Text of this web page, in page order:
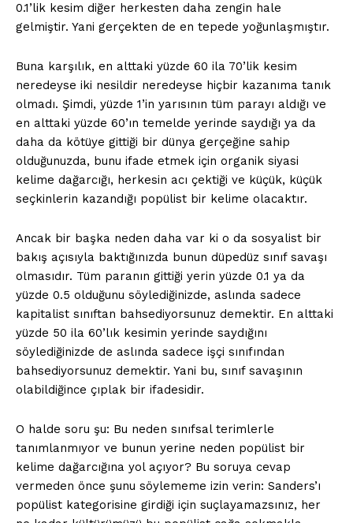
0.1’lik kesim diğer herkesten daha zengin hale
gelmiştir. Yani gerçekten de en tepede yoğunlaşmıştır.
Buna karşılık, en alttaki yüzde 60 ila 70’lik kesim
neredeyse iki nesildir neredeyse hiçbir kazanıma tanık
olmadı. Şimdi, yüzde 1’in yarısının tüm parayı aldığı ve
en alttaki yüzde 60’ın temelde yerinde saydığı ya da
daha da kötüye gittiği bir dünya gerçeğine sahip
olduğunuzda, bunu ifade etmek için organik siyasi
kelime dağarcığı, herkesin acı çektiği ve küçük, küçük
seçkinlerin kazandığı popülist bir kelime olacaktır.
Ancak bir başka neden daha var ki o da sosyalist bir
bakış açısıyla baktığınızda bunun düpedüz sınıf savaşı
olmasıdır. Tüm paranın gittiği yerin yüzde 0.1 ya da
yüzde 0.5 olduğunu söylediğinizde, aslında sadece
kapitalist sınıftan bahsediyorsunuz demektir. En alttaki
yüzde 50 ila 60’lık kesimin yerinde saydığını
söylediğinizde de aslında sadece işçi sınıfından
bahsediyorsunuz demektir. Yani bu, sınıf savaşının
olabildiğince çıplak bir ifadesidir.
O halde soru şu: Bu neden sınıfsal terimlerle
tanımlanmıyor ve bunun yerine neden popülist bir
kelime dağarcığına yol açıyor? Bu soruya cevap
vermeden önce şunu söylememe izin verin: Sanders’ı
popülist kategorisine girdiği için suçlayamazsınız, her